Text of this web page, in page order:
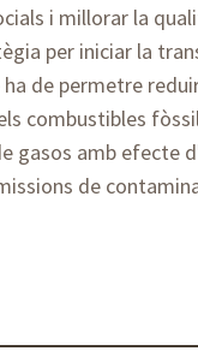
i millorar la
per iniciar la
de permetre
combustibles
gasos amb efecte
de